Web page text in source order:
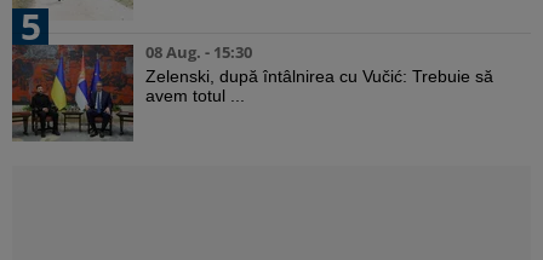
5
08 Aug. - 15:30
Zelenski, după întâlnirea cu Vučić: Trebuie să
avem totul ...